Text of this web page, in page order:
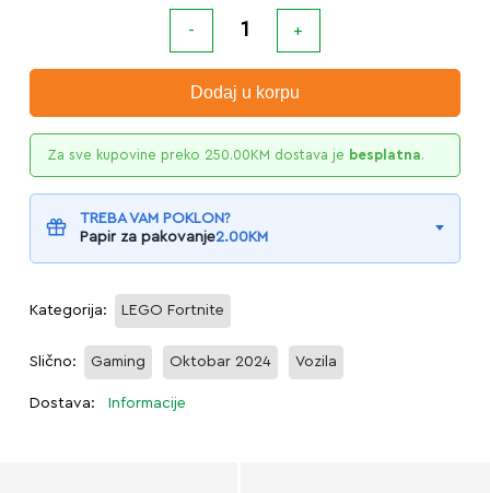
Dodaj u korpu
Za sve kupovine preko 250.00KM dostava je besplatna.
TREBA VAM POKLON?
Papir za pakovanje2.00KM
Kategorija: LEGO Fortnite
Slično: Gaming Oktobar 2024 Vozila
Dostava: Informacije